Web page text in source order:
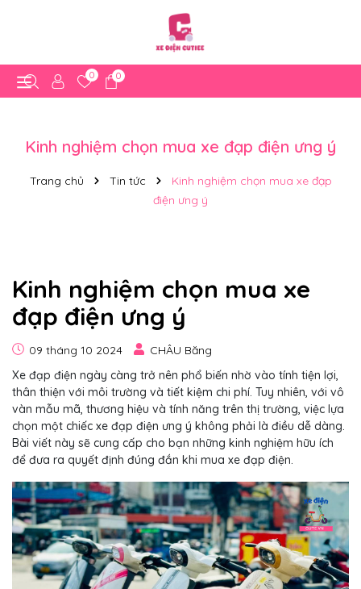
0 0
Kinh nghiệm chọn mua xe đạp điện ưng ý
Trang chủ Tin tức
Kinh nghiệm chọn mua xe đạp
điện ưng ý
Kinh nghiệm chọn mua xe
đạp điện ưng ý
09 tháng 10 2024
CHÂU Băng
Xe đạp điện ngày càng trở nên phổ biến nhờ vào tính tiện lợi,
thân thiện với môi trường và tiết kiệm chi phí. Tuy nhiên, với vô
vàn mẫu mã, thương hiệu và tính năng trên thị trường, việc lựa
chọn một chiếc xe đạp điện ưng ý không phải là điều dễ dàng.
Bài viết này sẽ cung cấp cho bạn những kinh nghiệm hữu ích
để đưa ra quyết định đúng đắn khi mua xe đạp điện.